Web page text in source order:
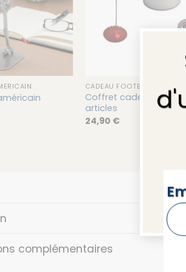
CADEAU FOOTBALL
Coffret cadeau
articles
24,90 €
complémentaires